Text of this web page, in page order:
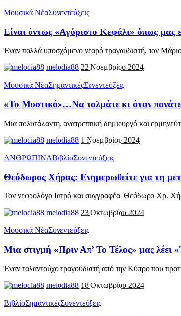
Μουσικά ΝέαΣυνεντεύξεις
Είναι όντως «Αγύριστο Κεφάλι» όπως μας
Έναν πολλά υποσχόμενο νεαρό τραγουδιστή, τον
melodia88 22 Νοεμβρίου 2024
Μουσικά ΝέαΣημαντικέςΣυνεντεύξεις
«Το Μυστικό»…Να τολμάτε κι όταν
Μια πολυτάλαντη, ανατρεπτική δημιουργό και
melodia88 1 Νοεμβρίου 2024
ΑΝΘΡΩΠΙΝΑΒιβλίοΣυνεντεύξεις
Θεόδωρος Χήρας: Ενημερωθείτε για τη
Τον νεφρολόγο Ιατρό και συγγραφέα, Θεόδωρο Χρ.
melodia88 23 Οκτωβρίου 2024
Μουσικά ΝέαΣυνεντεύξεις
Μια στιγμή «Πριν Απ’ Το Τέλος» μας λέει
Έναν ταλαντούχο τραγουδιστή από την Κύπρο που
melodia88 18 Οκτωβρίου 2024
ΒιβλίοΣημαντικέςΣυνεντεύξεις